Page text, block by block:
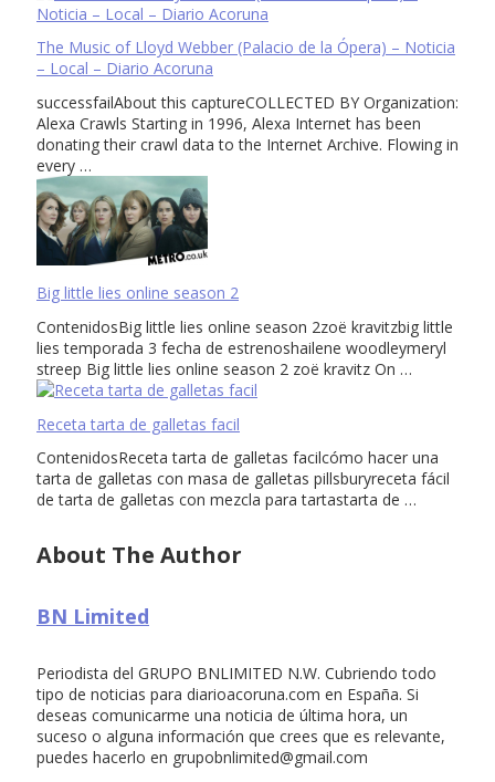
The Music of Lloyd Webber (Palacio de la Ópera) – Noticia
– Local – Diario Acoruna
successfailAbout this captureCOLLECTED BY Organization:
Alexa Crawls Starting in 1996, Alexa Internet has been
donating their crawl data to the Internet Archive. Flowing in
every …
Big little lies online season 2
ContenidosBig little lies online season 2zoë kravitzbig little
lies temporada 3 fecha de estrenoshailene woodleymeryl
streep Big little lies online season 2 zoë kravitz On …
Receta tarta de galletas facil
ContenidosReceta tarta de galletas facilcómo hacer una
tarta de galletas con masa de galletas pillsburyreceta fácil
de tarta de galletas con mezcla para tartastarta de …
About The Author
BN Limited
Periodista del GRUPO BNLIMITED N.W. Cubriendo todo
tipo de noticias para diarioacoruna.com en España. Si
deseas comunicarme una noticia de última hora, un
suceso o alguna información que crees que es relevante,
puedes hacerlo en grupobnlimited@gmail.com